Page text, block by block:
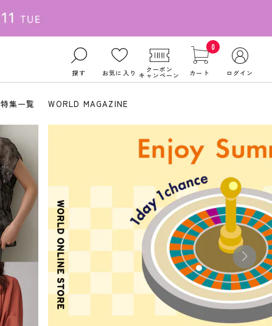
探す お気に入り クーポン
キャンペーン
0
カート ログイン
特集一覧 WORLD MAGAZINE